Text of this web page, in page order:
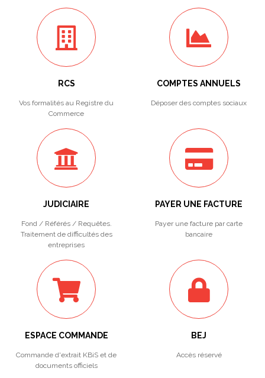
RCS
Vos formalités au Registre du
Commerce
COMPTES ANNUELS
Déposer des comptes sociaux
JUDICIAIRE
Fond / Référés / Requêtes.
Traitement de difficultés des
entreprises
PAYER UNE FACTURE
Payer une facture par carte
bancaire
ESPACE COMMANDE
Commande d'extrait KBiS et de
documents officiels
BEJ
Accès réservé